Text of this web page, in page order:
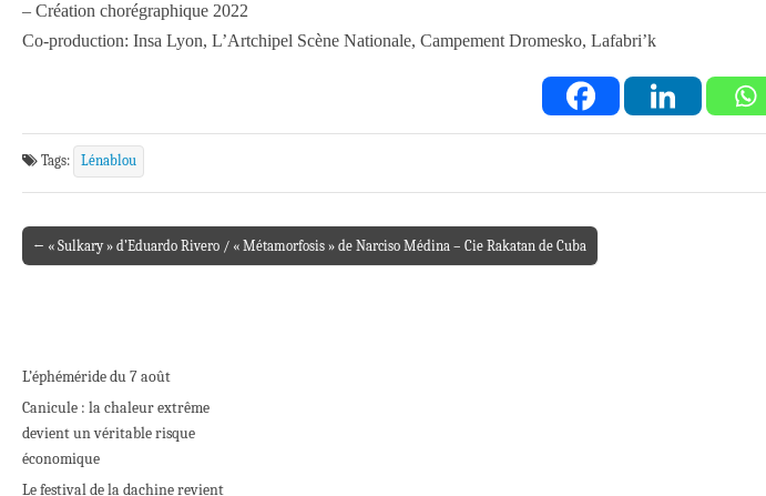
– Création chorégraphique 2022
Co-production: Insa Lyon, L’Artchipel Scène Nationale, Campement Dromesko, Lafabri’k
Tags: Lénablou
Post navigation
← « Sulkary » d’Eduardo Rivero / « Métamorfosis » de Narciso Médina – Cie Rakatan de Cuba
L’éphéméride du 7 août
Canicule : la chaleur extrême
devient un véritable risque
économique
Le festival de la dachine revient